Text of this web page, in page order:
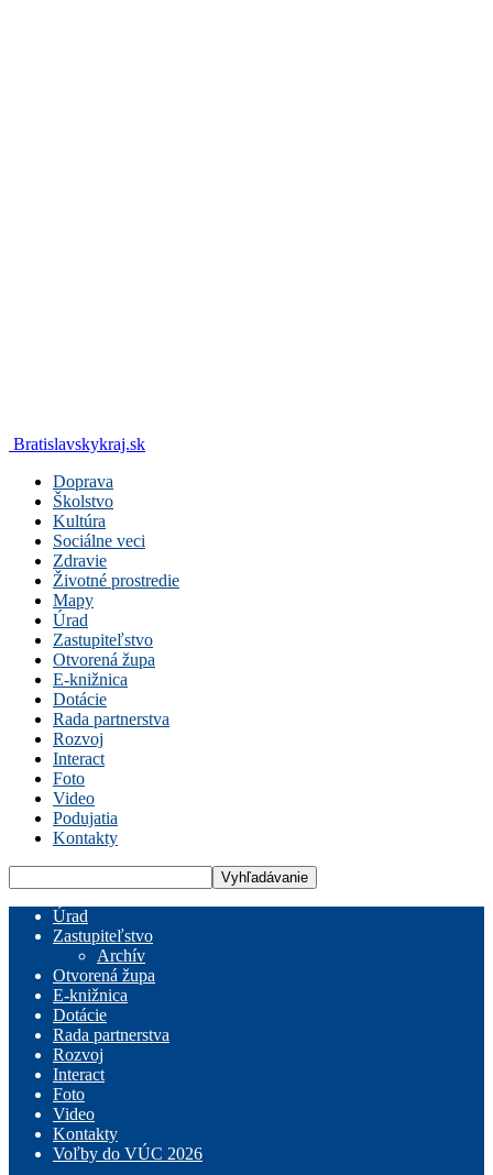
Bratislavskykraj.sk
Doprava
Školstvo
Kultúra
Sociálne veci
Zdravie
Životné prostredie
Mapy
Úrad
Zastupiteľstvo
Otvorená župa
E-knižnica
Dotácie
Rada partnerstva
Rozvoj
Interact
Foto
Video
Podujatia
Kontakty
Úrad
Zastupiteľstvo
Archív
Otvorená župa
E-knižnica
Dotácie
Rada partnerstva
Rozvoj
Interact
Foto
Video
Kontakty
Voľby do VÚC 2026